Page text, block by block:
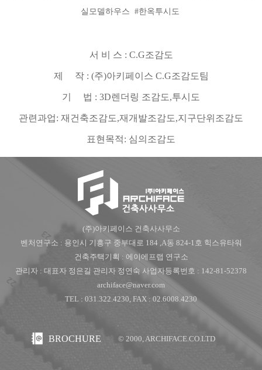
실모델하우스 #한옥투시도
서 비 스 : C.G조감도
제 작 : (주)아키페이스 C.G조감도팀
기 법 : 3D렌더링 조감도,투시도
관련과업: 재건축조감도,재개발조감도,지구단위조감도
표현목적: 심의조감도
(주)아키페이스 건축사사무소
벤처연구소 : 용인시 기흥구 중부대로 184 ,A동 824-1호 힉스유타워
건축주택기획 : 에이에프랩 연구소
관리자 : 대표자 정은길 관리자 정연숙 사업자등록번호 : 142-81-52378
archiface@naver.com
TEL : 031.322.4230, FAX : 02.6008.4230
BROCHURE © 2000, ARCHIFACE.CO.LTD